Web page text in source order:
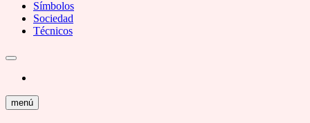
Símbolos
Sociedad
Técnicos
menú